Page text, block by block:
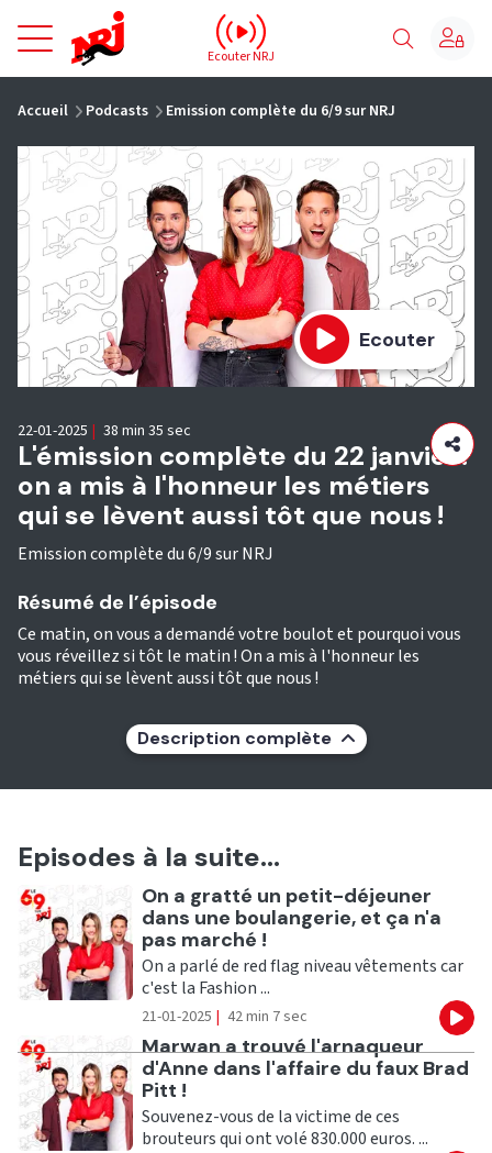
NRJ - Accueil
Ecouter NRJ
Accueil Podcasts Emission complète du 6/9 sur NRJ
Ecouter
L'émission complète du 22 janvier :
on a mis à l'honneur les métiers
qui se lèvent aussi tôt que nous !
Emission complète du 6/9 sur NRJ
22-01-2025 | 38 min 35 sec
Résumé de l’épisode
Ce matin, on vous a demandé votre boulot et pourquoi vous
vous réveillez si tôt le matin ! On a mis à l'honneur les
métiers qui se lèvent aussi tôt que nous !
Description complète
Episodes à la suite...
Ecouter
On a gratté un petit-déjeuner
dans une boulangerie, et ça n'a
pas marché !
On a parlé de red flag niveau vêtements car
c'est la Fashion ...
21-01-2025 | 42 min 7 sec
Ecouter
Marwan a trouvé l'arnaqueur
d'Anne dans l'affaire du faux Brad
Pitt !
Souvenez-vous de la victime de ces
brouteurs qui ont volé 830.000 euros. ...